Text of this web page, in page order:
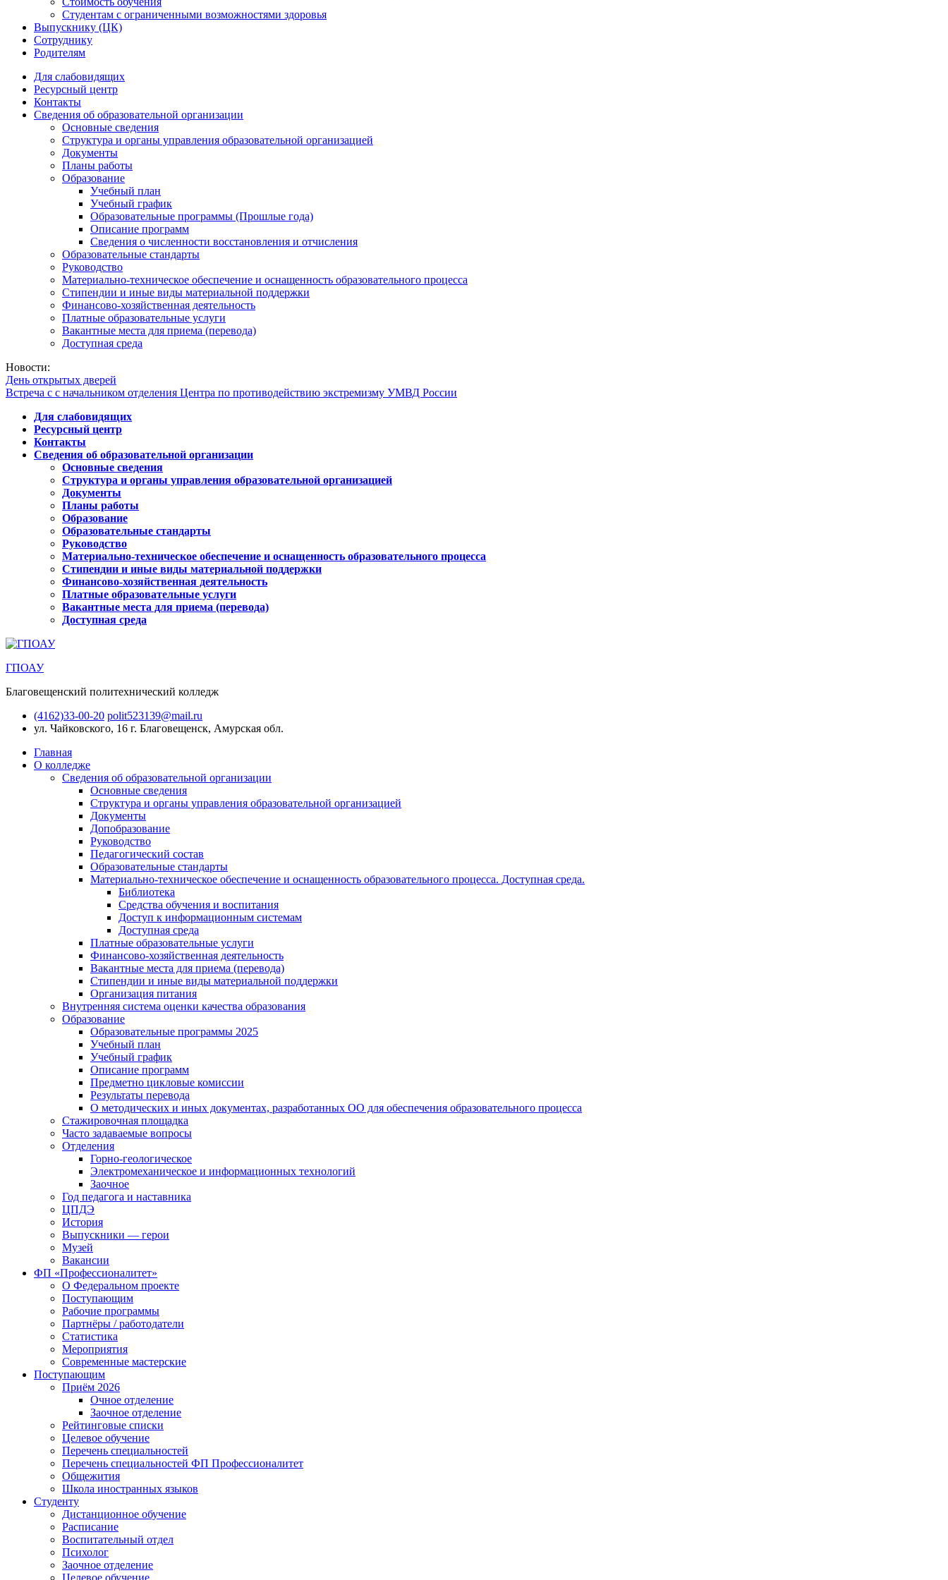
Студентам с ограниченными возможностями здоровья
Выпускнику (ЦК)
Сотруднику
Родителям
Для слабовидящих
Ресурсный центр
Контакты
Сведения об образовательной организации
Основные сведения
Структура и органы управления образовательной организацией
Документы
Планы работы
Образование
Учебный план
Учебный график
Образовательные программы (Прошлые года)
Описание программ
Сведения о численности восстановления и отчисления
Образовательные стандарты
Руководство
Материально-техническое обеспечение и оснащенность образовательного процесса
Стипендии и иные виды материальной поддержки
Финансово-хозяйственная деятельность
Платные образовательные услуги
Вакантные места для приема (перевода)
Доступная среда
Новости:
День открытых дверей
Встреча с с начальником отделения Центра по противодействию экстремизму УМВД России
Для слабовидящих
Ресурсный центр
Контакты
Сведения об образовательной организации
Основные сведения
Структура и органы управления образовательной организацией
Документы
Планы работы
Образование
Образовательные стандарты
Руководство
Материально-техническое обеспечение и оснащенность образовательного процесса
Стипендии и иные виды материальной поддержки
Финансово-хозяйственная деятельность
Платные образовательные услуги
Вакантные места для приема (перевода)
Доступная среда
ГПОАУ
Благовещенский политехнический колледж
(4162)33-00-20 polit523139@mail.ru
ул. Чайковского, 16 г. Благовещенск, Амурская обл.
Главная
О колледже
Сведения об образовательной организации
Основные сведения
Структура и органы управления образовательной организацией
Документы
Допобразование
Руководство
Педагогический состав
Образовательные стандарты
Материально-техническое обеспечение и оснащенность образовательного процесса. Доступная среда.
Библиотека
Средства обучения и воспитания
Доступ к информационным системам
Доступная среда
Платные образовательные услуги
Финансово-хозяйственная деятельность
Вакантные места для приема (перевода)
Стипендии и иные виды материальной поддержки
Организация питания
Внутренняя система оценки качества образования
Образование
Образовательные программы 2025
Учебный план
Учебный график
Описание программ
Предметно цикловые комиссии
Результаты перевода
О методических и иных документах, разработанных ОО для обеспечения образовательного процесса
Стажировочная площадка
Часто задаваемые вопросы
Отделения
Горно-геологическое
Электромеханическое и информационных технологий
Заочное
Год педагога и наставника
ЦПДЭ
История
Выпускники — герои
Музей
Вакансии
ФП «Профессионалитет»
О Федеральном проекте
Поступающим
Рабочие программы
Партнёры / работодатели
Статистика
Мероприятия
Современные мастерские
Поступающим
Приём 2026
Очное отделение
Заочное отделение
Рейтинговые списки
Целевое обучение
Перечень специальностей
Перечень специальностей ФП Профессионалитет
Общежития
Школа иностранных языков
Студенту
Дистанционное обучение
Расписание
Воспитательный отдел
Психолог
Заочное отделение
Целевое обучение